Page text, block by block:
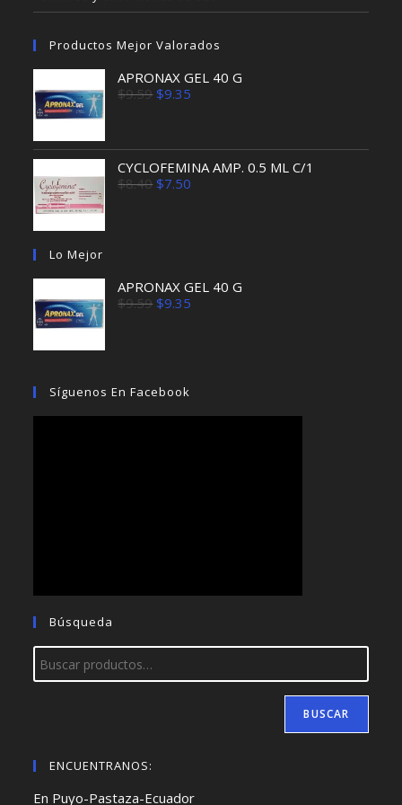
Productos Mejor Valorados
APRONAX GEL 40 G
$9.59El
$9.59.
$9.35
$9.35.
CYCLOFEMINA AMP. 0.5 ML C/1
$8.40El
$7.50
Lo Mejor
APRONAX GEL 40 G
$9.59El
$9.35
Síguenos En Facebook
Búsqueda
BUSCAR
ENCUENTRANOS:
En Puyo-Pastaza-Ecuador